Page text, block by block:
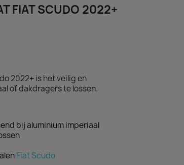
FIAT SCUDO 2022+
2022+ is het veilig en
of dakdragers te lossen.
bij aluminium imperiaal
Fiat Scudo